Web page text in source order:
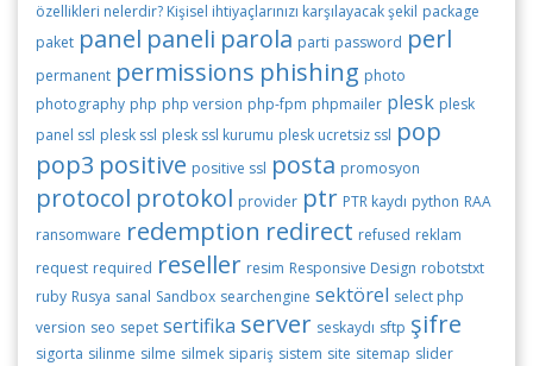
özellikleri nelerdir? Kişisel ihtiyaçlarınızı karşılayacak şekil package
paket panel paneli parola parti password perl
permanent permissions phishing photo
photography php php version php-fpm phpmailer plesk plesk
panel ssl plesk ssl plesk ssl kurumu plesk ucretsiz ssl pop
pop3 positive positive ssl posta promosyon
protocol protokol provider ptr PTR kaydı python RAA
ransomware redemption redirect refused reklam
request required reseller resim Responsive Design robotstxt
ruby Rusya sanal Sandbox searchengine sektörel select php
version seo sepet sertifika server seskaydı sftp şifre
sigorta silinme silme silmek sipariş sistem site sitemap slider